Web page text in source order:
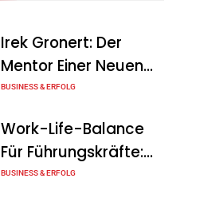
Irek Gronert: Der
Mentor Einer Neuen
Generation Von
BUSINESS & ERFOLG
Work-Life-Balance
Für Führungskräfte:
Illusion Oder Echte
BUSINESS & ERFOLG